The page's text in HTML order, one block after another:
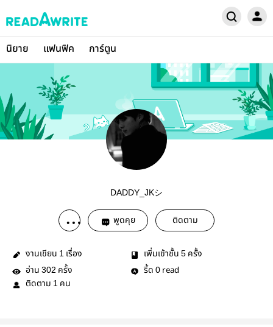
นิยาย แฟนฟิค การ์ตูน
DADDY_JKシ
พูดคุย ติดตาม
งานเขียน 1 เรื่อง เพิ่มเข้าชั้น 5 ครั้ง
อ่าน 302 ครั้ง รี้ด 0 read
ติดตาม 1 คน